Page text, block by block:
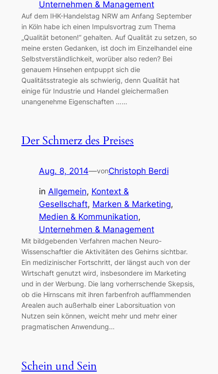
Unternehmen & Management
Auf dem IHK-Handelstag NRW am Anfang September
in Köln habe ich einen Impulsvortrag zum Thema
„Qualität betonen!“ gehalten. Auf Qualität zu setzen, so
meine ersten Gedanken, ist doch im Einzelhandel eine
Selbstverständlichkeit, worüber also reden? Bei
genauem Hinsehen entpuppt sich die
Qualitätsstrategie als schwierig, denn Qualität hat
einige für Industrie und Handel gleichermaßen
unangenehme Eigenschaften ……
Der Schmerz des Preises
Aug. 8, 2014—vonChristoph Berdi
in Allgemein, Kontext &
Gesellschaft, Marken & Marketing
Medien & Kommunikation
Unternehmen & Management
Mit bildgebenden Verfahren machen Neuro-
Wissenschaftler die Aktivitäten des Gehirns sichtbar.
Ein medizinischer Fortschritt, der längst auch von der
Wirtschaft genutzt wird, insbesondere im Marketing
und in der Werbung. Die lang vorherrschende Skepsis,
ob die Hirnscans mit ihren farbenfroh aufflammenden
Arealen auch außerhalb einer Laborsituation von
Nutzen sein können, weicht mehr und mehr einer
pragmatischen Anwendung…
Schein und Sein